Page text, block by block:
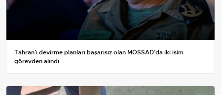
Tahran’ı devirme planları başarısız olan MOSSAD’da iki isim
görevden alındı